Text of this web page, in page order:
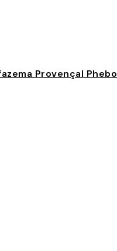
Provençal Phebo